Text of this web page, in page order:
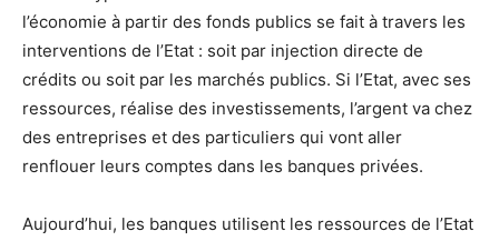
l’économie à partir des fonds publics se fait à travers les
interventions de l’Etat : soit par injection directe de
crédits ou soit par les marchés publics. Si l’Etat, avec ses
ressources, réalise des investissements, l’argent va chez
des entreprises et des particuliers qui vont aller
renflouer leurs comptes dans les banques privées.
Aujourd’hui, les banques utilisent les ressources de l’Etat